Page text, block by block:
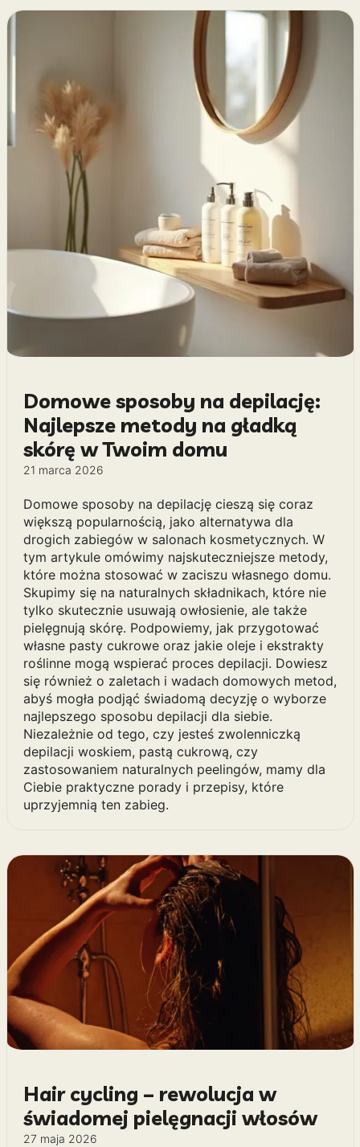
Domowe sposoby na depilację:
Najlepsze metody na gładką
skórę w Twoim domu
21 marca 2026
Domowe sposoby na depilację cieszą się coraz
większą popularnością, jako alternatywa dla
drogich zabiegów w salonach kosmetycznych. W
tym artykule omówimy najskuteczniejsze metody,
które można stosować w zaciszu własnego domu.
Skupimy się na naturalnych składnikach, które nie
tylko skutecznie usuwają owłosienie, ale także
pielęgnują skórę. Podpowiemy, jak przygotować
własne pasty cukrowe oraz jakie oleje i ekstrakty
roślinne mogą wspierać proces depilacji. Dowiesz
się również o zaletach i wadach domowych metod,
abyś mogła podjąć świadomą decyzję o wyborze
najlepszego sposobu depilacji dla siebie.
Niezależnie od tego, czy jesteś zwolenniczką
depilacji woskiem, pastą cukrową, czy
zastosowaniem naturalnych peelingów, mamy dla
Ciebie praktyczne porady i przepisy, które
uprzyjemnią ten zabieg.
Hair cycling – rewolucja w
świadomej pielęgnacji włosów
27 maja 2026